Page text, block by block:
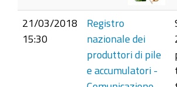
21/03/2018
15:30
Registro
nazionale dei
produttori di pile
e accumulatori -